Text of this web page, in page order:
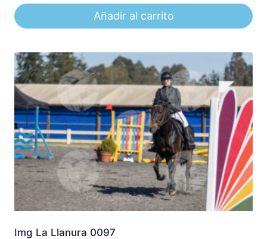
Añadir al carrito
Img La Llanura 0097